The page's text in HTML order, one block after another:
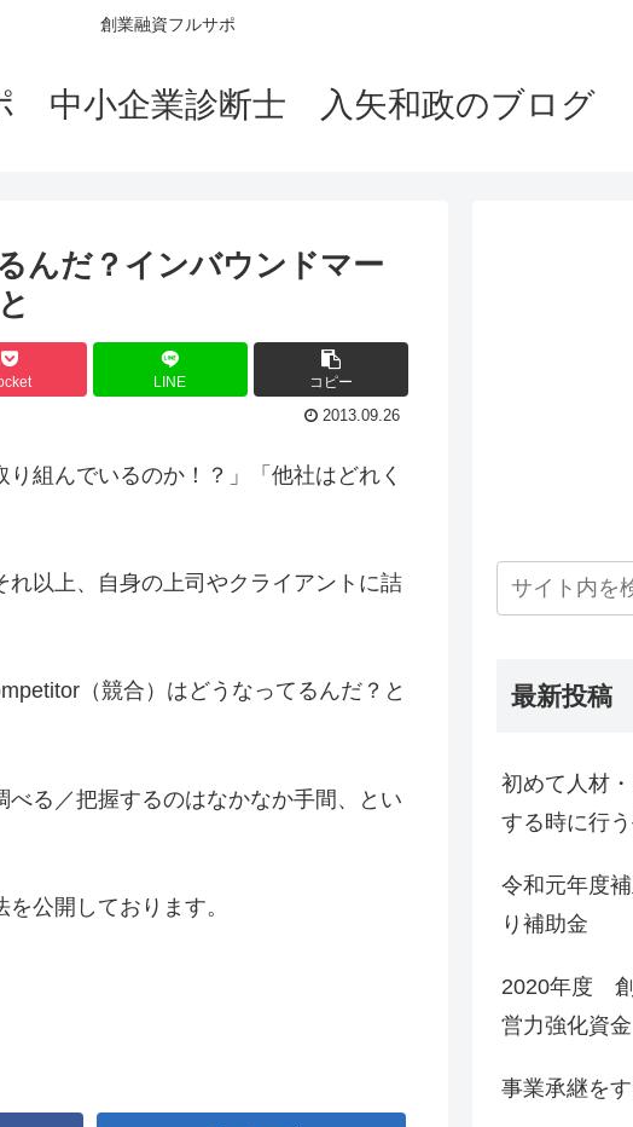
創業融資フルサポ
中小企業診断士 入矢和政のブログ
んだ？インバウンドマー
LINE
コピー
2013.09.26
組んでいるのか！？」「他社はどれく
以上、自身の上司やクライアントに詰
（競合）はどうなってるんだ？と
る／把握するのはなかなか手間、とい
を公開しております。
最新投稿
初めて人材
する時に行
令和元年度
り補助金
2020年度
営力強化資
事業承継を